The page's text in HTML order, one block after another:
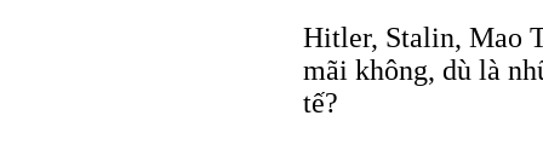
Hitler, Stalin, Mao
mãi không, dù là
tế?